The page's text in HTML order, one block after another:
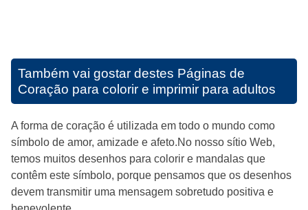
Também vai gostar destes Páginas de
Coração para colorir e imprimir para adultos
A forma de coração é utilizada em todo o mundo como
símbolo de amor, amizade e afeto.No nosso sítio Web,
temos muitos desenhos para colorir e mandalas que
contêm este símbolo, porque pensamos que os desenhos
devem transmitir uma mensagem sobretudo positiva e